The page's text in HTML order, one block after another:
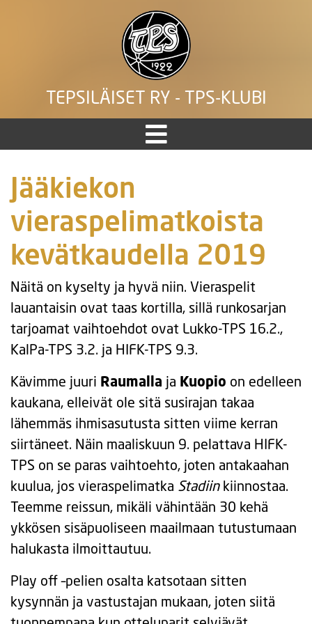
TEPSILÄISET RY - TPS-KLUBI
Jääkiekon
vieraspelimatkoista
kevätkaudella 2019
Näitä on kyselty ja hyvä niin. Vieraspelit
lauantaisin ovat taas kortilla, sillä runkosarjan
tarjoamat vaihtoehdot ovat Lukko-TPS 16.2.,
KalPa-TPS 3.2. ja HIFK-TPS 9.3.
Kävimme juuri Raumalla ja Kuopio on edelleen
kaukana, elleivät ole sitä susirajan takaa
lähemmäs ihmisasutusta sitten viime kerran
siirtäneet. Näin maaliskuun 9. pelattava HIFK-
TPS on se paras vaihtoehto, joten antakaahan
kuulua, jos vieraspelimatka Stadiinkiinnostaa.
Teemme reissun, mikäli vähintään 30 kehä
ykkösen sisäpuoliseen maailmaan tutustumaan
halukasta ilmoittautuu.
Play off –pelien osalta katsotaan sitten
kysynnän ja vastustajan mukaan, joten siitä